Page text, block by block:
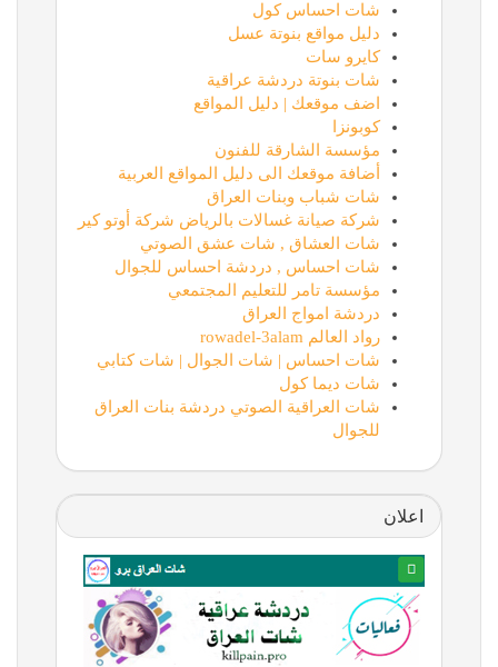
شات احساس كول
دليل مواقع بنوتة عسل
كايرو سات
شات بنوتة دردشة عراقية
اضف موقعك | دليل المواقع
كوبونزا
مؤسسة الشارقة للفنون
أضافة موقعك الى دليل المواقع العربية
شات شباب وبنات العراق
شركة صيانة غسالات بالرياض شركة أوتو كير
شات العشاق , شات عشق الصوتي
شات احساس , دردشة احساس للجوال
مؤسسة تامر للتعليم المجتمعي
دردشة امواج العراق
رواد العالم rowadel-3alam
شات احساس | شات الجوال | شات كتابي
شات ديما كول
شات العراقية الصوتي دردشة بنات العراق
للجوال
اعلان